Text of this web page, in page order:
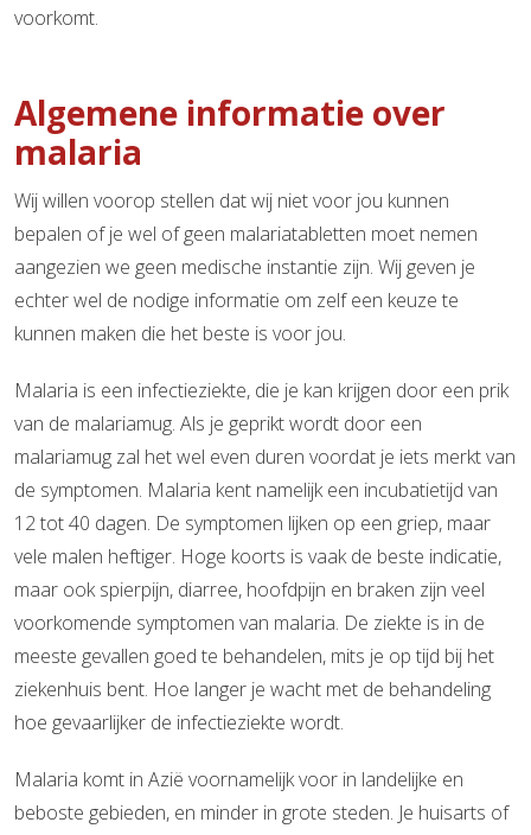
voorkomt.
Algemene informatie over
malaria
Wij willen voorop stellen dat wij niet voor jou kunnen
bepalen of je wel of geen malariatabletten moet nemen
aangezien we geen medische instantie zijn. Wij geven je
echter wel de nodige informatie om zelf een keuze te
kunnen maken die het beste is voor jou.
Malaria is een infectieziekte, die je kan krijgen door een prik
van de malariamug. Als je geprikt wordt door een
malariamug zal het wel even duren voordat je iets merkt van
de symptomen. Malaria kent namelijk een incubatietijd van
12 tot 40 dagen. De symptomen lijken op een griep, maar
vele malen heftiger. Hoge koorts is vaak de beste indicatie,
maar ook spierpijn, diarree, hoofdpijn en braken zijn veel
voorkomende symptomen van malaria. De ziekte is in de
meeste gevallen goed te behandelen, mits je op tijd bij het
ziekenhuis bent. Hoe langer je wacht met de behandeling
hoe gevaarlijker de infectieziekte wordt.
Malaria komt in Azië voornamelijk voor in landelijke en
beboste gebieden, en minder in grote steden. Je huisarts of